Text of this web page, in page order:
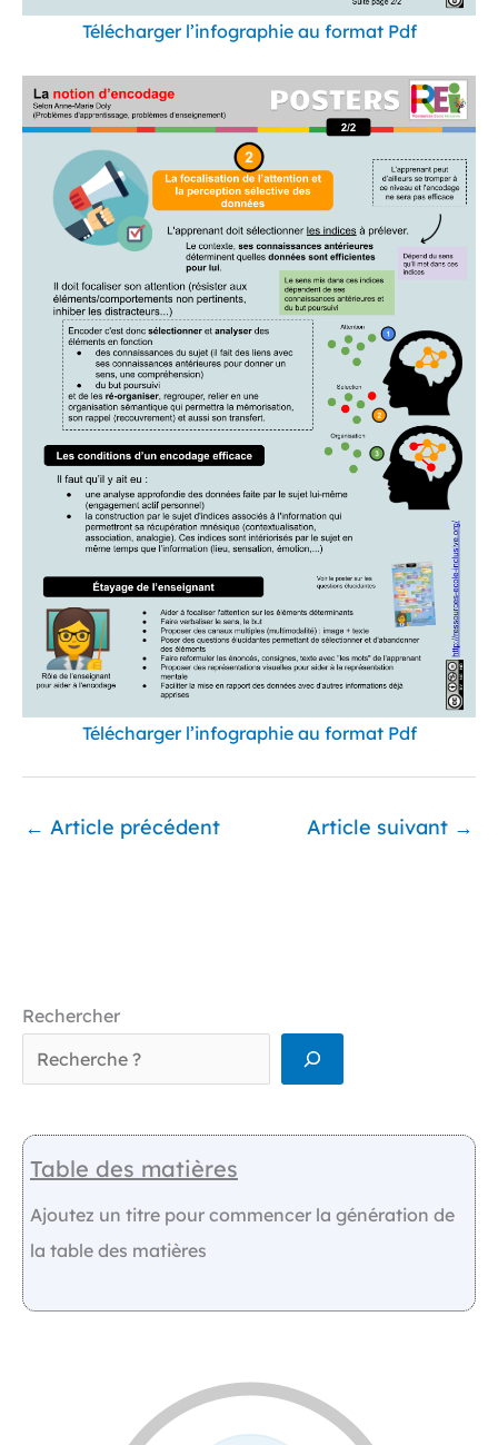
Télécharger l’infographie au format Pdf
Télécharger l’infographie au format Pdf
← Article précédent Article suivant →
Rechercher
Table des matières
Ajoutez un titre pour commencer la génération de
la table des matières